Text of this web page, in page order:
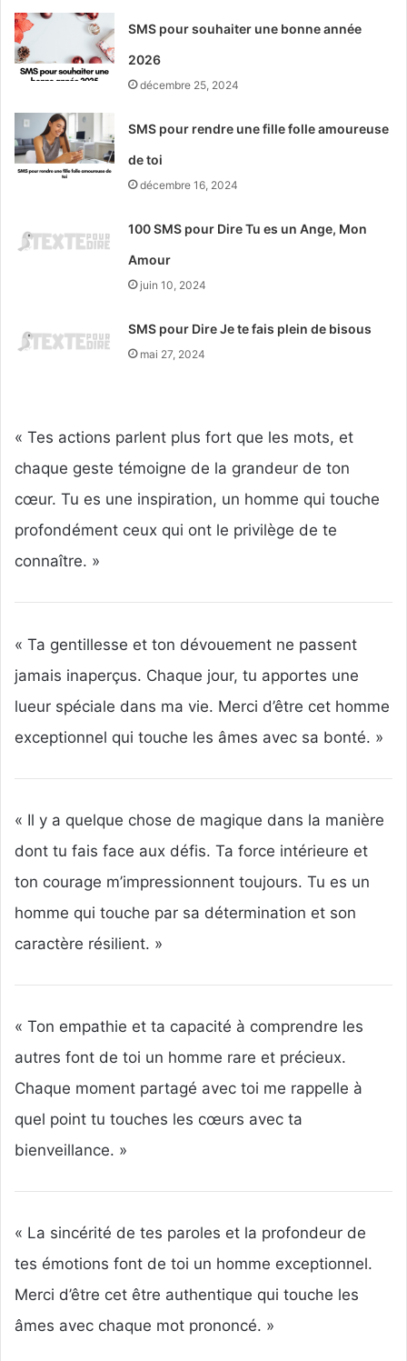
SMS pour souhaiter une bonne année
2026
décembre 25, 2024
SMS pour rendre une fille folle amoureuse
de toi
décembre 16, 2024
100 SMS pour Dire Tu es un Ange, Mon
Amour
juin 10, 2024
SMS pour Dire Je te fais plein de bisous
mai 27, 2024
« Tes actions parlent plus fort que les mots, et
chaque geste témoigne de la grandeur de ton
cœur. Tu es une inspiration, un homme qui touche
profondément ceux qui ont le privilège de te
connaître. »
« Ta gentillesse et ton dévouement ne passent
jamais inaperçus. Chaque jour, tu apportes une
lueur spéciale dans ma vie. Merci d’être cet homme
exceptionnel qui touche les âmes avec sa bonté. »
« Il y a quelque chose de magique dans la manière
dont tu fais face aux défis. Ta force intérieure et
ton courage m’impressionnent toujours. Tu es un
homme qui touche par sa détermination et son
caractère résilient. »
« Ton empathie et ta capacité à comprendre les
autres font de toi un homme rare et précieux.
Chaque moment partagé avec toi me rappelle à
quel point tu touches les cœurs avec ta
bienveillance. »
« La sincérité de tes paroles et la profondeur de
tes émotions font de toi un homme exceptionnel.
Merci d’être cet être authentique qui touche les
âmes avec chaque mot prononcé. »